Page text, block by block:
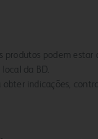
produtos podem estar
da BD.
indicações,